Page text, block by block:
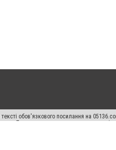
обов'язкового посилання на
Порушення виняткових прав